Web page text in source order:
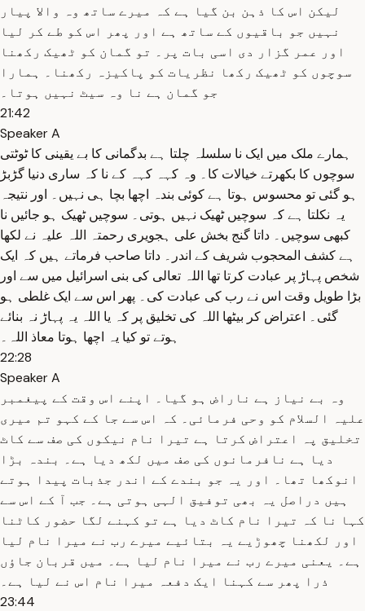
لیکن اس کا ذہن بن گیا ہے کہ میرے ساتھ وہ والا پیار
نہیں جو باقیوں کے ساتھ ہے اور پھر اس کو طے کر لیا
اور عمر گزار دی اسی بات پر۔ تو گمان کو ٹھیک رکھنا
سوچوں کو ٹھیک رکھا نظریات کو پاکیزہ رکھنا۔ ہمارا
جو گمان ہے نا وہ سیٹ نہیں ہوتا۔
21:42
Speaker A
ہمارے ملک میں ایک نا سلسلہ چلتا ہے بدگمانی کا بے یقینی کا ٹوٹتی
سوچوں کا بکھرتے خیالات کا۔ وہ کہہ کہہ کے نا کہ ساری دنیا گڑبڑ
ہو گئی تو محسوس ہوتا ہے کوئی بندہ اچھا بچا ہی نہیں۔ اور نتیجہ
یہ نکلتا ہے کہ سوچیں ٹھیک نہیں ہوتی۔ سوچیں ٹھیک ہو جائیں نا
کبھی سوچیں۔ داتا گنج بخش علی ہجویری رحمتہ اللہ علیہ نے لکھا
ہے کشف المحجوب شریف کے اندر۔ داتا صاحب فرماتے ہیں کہ ایک
شخص پہاڑ پر عبادت کرتا تھا اللہ تعالی کی بنی اسرائیل میں سے اور
بڑا طویل وقت اس نے رب کی عبادت کی۔ پھر اس سے ایک غلطی ہو
گئی۔ اعتراض کر بیٹھا اللہ کی تخلیق پر کہ یا اللہ یہ پہاڑ نہ بنائے
ہوتے تو کیا یہ اچھا ہوتا معاذ اللہ۔
22:28
Speaker A
وہ بے نیاز ہے ناراض ہو گیا۔ اپنے اس وقت کے پیغمبر
علیہ السلام کو وحی فرمائی۔ کہ اس سے جا کے کہو تم میری
تخلیق پہ اعتراض کرتا ہے تیرا نام نیکوں کی صف سے کاٹ
دیا ہے نافرمانوں کی صف میں لکھ دیا ہے۔ بندہ بڑا
انوکھا تھا۔ اور یہ جو بندے کے اندر جذبات پیدا ہوتے
ہیں دراصل یہ بھی توفیق الہی ہوتی ہے۔ جب آ کے اس سے
کہا نا کہ تیرا نام کاٹ دیا ہے تو کہنے لگا حضور کاٹنا
اور لکھنا چھوڑیے یہ بتائیے میرے رب نے میرا نام لیا
ہے۔ یعنی میرے رب نے میرا نام لیا ہے۔ میں قربان جاؤں
ذرا پھر سے کہنا ایک دفعہ میرا نام اس نے لیا ہے۔
23:44